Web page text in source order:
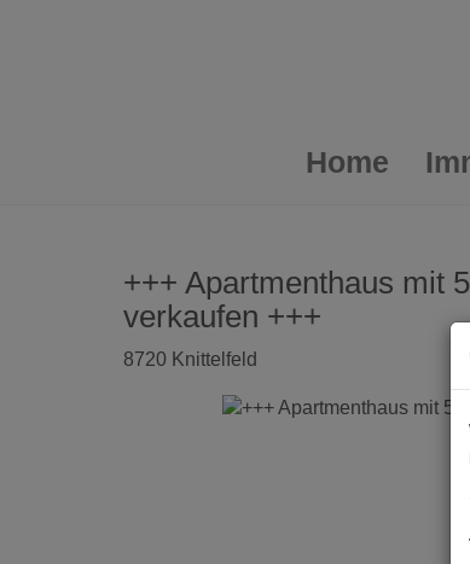
Home
+++ Apartmenthaus mit
verkaufen +++
8720 Knittelfeld